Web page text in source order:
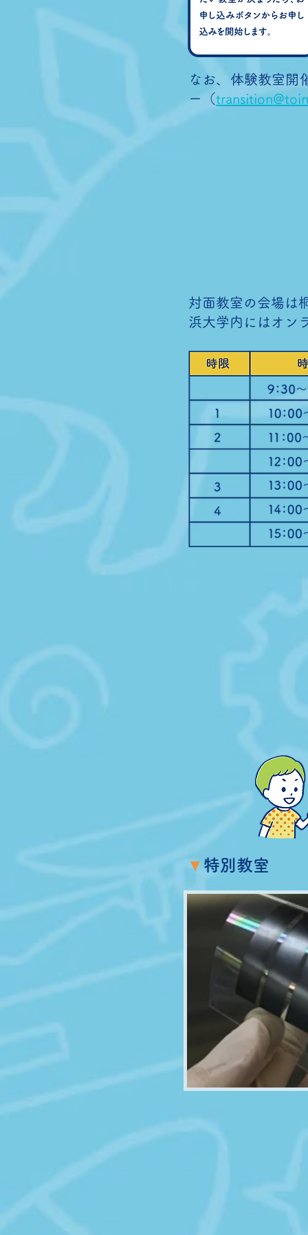
なお、体験教室開
ー（
対面教室の会場は
浜大学内にはオン
▼ 特別教室